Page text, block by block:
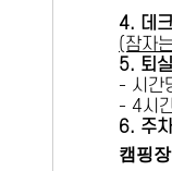
4. 데
(잠자
5. 퇴
- 시간
- 4시
6. 주
캠핑